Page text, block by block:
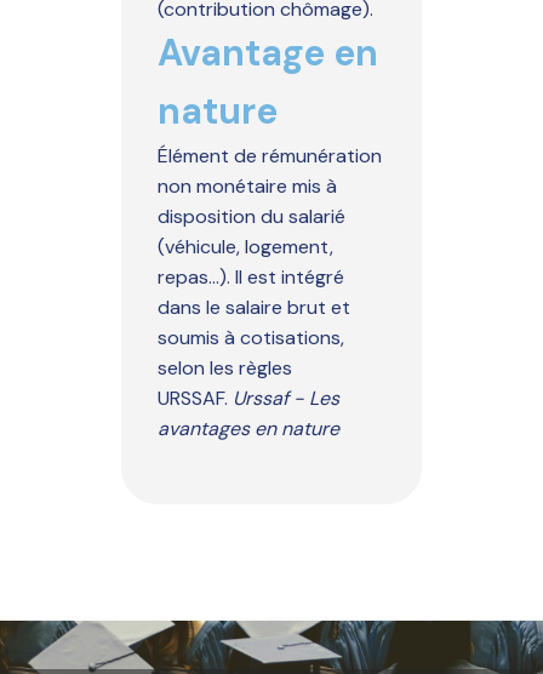
(contribution chômage).
Avantage en
nature
Élément de rémunération
non monétaire mis à
disposition du salarié
(véhicule, logement,
repas...). Il est intégré
dans le salaire brut et
soumis à cotisations,
selon les règles
URSSAF. Urssaf - Les
avantages en nature